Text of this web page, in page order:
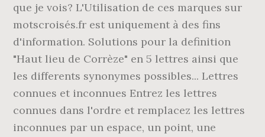
que je vois? L'Utilisation de ces marques sur
motscroisés.fr est uniquement à des fins
d'information. Solutions pour la definition
"Haut lieu de Corrèze" en 5 lettres ainsi que
les differents synonymes possibles... Lettres
connues et inconnues Entrez les lettres
connues dans l'ordre et remplacez les lettres
inconnues par un espace, un point, une